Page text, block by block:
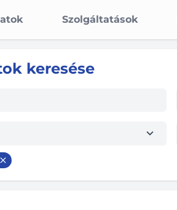
Szolgáltatások
keresése